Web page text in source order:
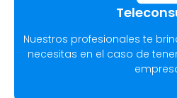
Nuestros profesionales te
necesitas en el caso de